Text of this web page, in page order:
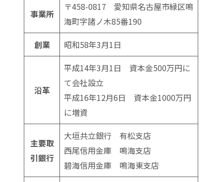
事業所
〒458-0817 愛知県名古屋市緑区鳴
海町字諸ノ木85番190
創業
昭和58年3月1日
沿革
平成14年3月1日 資本金500万円に
て会社設立
平成16年12月6日 資本金1000万円
に増資
主要取
引銀行
大垣共立銀行 有松支店
西尾信用金庫 鳴海支店
碧海信用金庫 鳴海東支店